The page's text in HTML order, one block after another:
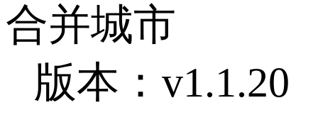
合并城市
版本：v1.1.20